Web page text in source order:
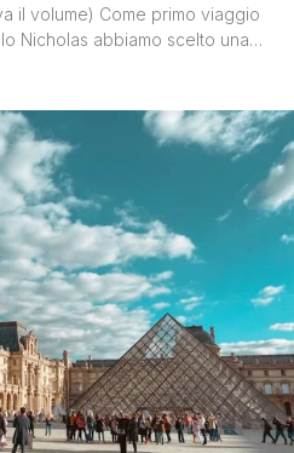
il volume) Come primo viaggio
Nicholas abbiamo scelto una
tappa l’abbiamo fatta a Tortola,